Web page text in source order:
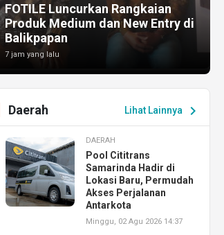
FOTILE Luncurkan Rangkaian
Produk Medium dan New Entry di
Balikpapan
7 jam yang lalu
Lihat Lainnya chevron_right
Daerah
DAERAH
Pool Cititrans
Samarinda Hadir di
Lokasi Baru, Permudah
Akses Perjalanan
Antarkota
Minggu, 02 Agu 2026 14:37